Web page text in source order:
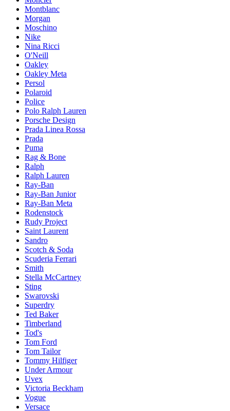
Montblanc
Morgan
Moschino
Nike
Nina Ricci
O'Neill
Oakley
Oakley Meta
Persol
Polaroid
Police
Polo Ralph Lauren
Porsche Design
Prada Linea Rossa
Prada
Puma
Rag & Bone
Ralph
Ralph Lauren
Ray-Ban
Ray-Ban Junior
Ray-Ban Meta
Rodenstock
Rudy Project
Saint Laurent
Sandro
Scotch & Soda
Scuderia Ferrari
Smith
Stella McCartney
Sting
Swarovski
Superdry
Ted Baker
Timberland
Tod's
Tom Ford
Tom Tailor
Tommy Hilfiger
Under Armour
Uvex
Victoria Beckham
Vogue
Versace